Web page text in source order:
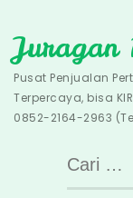
to
content
Juragan
Pusat Penjualan
Terpercaya, bisa
0852-2164-2963
Cari
untuk: